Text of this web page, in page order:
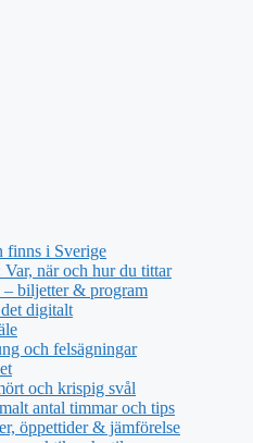
finns i Sverige
när och hur du tittar
– biljetter & program
digitalt
och felsägningar
och krispig svål
antal timmar och tips
öppettider & jämförelse